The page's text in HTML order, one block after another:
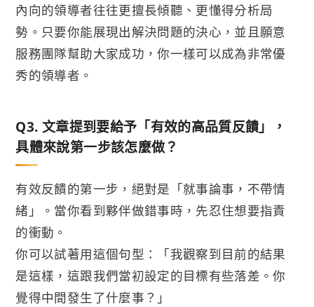
內向的領導者往往更擅長傾聽、更懂得分析局
勢。只要你能展現出解決問題的決心，並且願意
服務團隊幫助大家成功，你一樣可以成為非常優
秀的領導者。
Q3. 文章提到要給予「有效的高品質反饋」，
具體來說第一步該怎麼做？
有效反饋的第一步，絕對是「就事論事，不帶情
緒」。當你看到夥伴做錯事時，先忍住想要指責
的衝動。
你可以試著用這個句型：「我觀察到目前的結果
是這樣，這跟我們當初設定的目標有些落差。你
覺得中間發生了什麼事？」